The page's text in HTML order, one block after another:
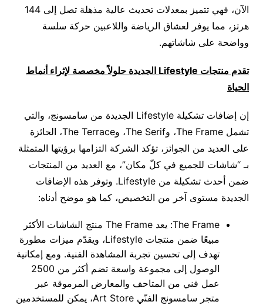
الآن، فهي تتميز بمعدلات تحديث عالية مذهلة تصل إلى 144
هرتز، مما يوفر لعشاق الرياضة واللاعبين حركة سلسة
وواضحة على شاشاتهم.
تقدم منتجات Lifestyle الجديدة حلولاً مخصصة لإثراء أنماط
الحياة
إن إضافات تشكيلة Lifestyle الجديدة من سامسونج، والتي
تشمل The Frame، وThe Serif، وThe Terrace، الحائزة
على العديد من الجوائز، تؤكد الشركة التزامها برؤيتها المتمثلة
بـ “شاشات للجميع في كلّ مكان”، مع العديد من المنتجات
ضمن أحدث تشكيلة من Lifestyle. وتوفر هذه الإضافات
الجديدة مستوى آخر من التخصيص، كما هو موضح أدناه:
The Frame: يعد The Frame منتج الشاشات الأكثر
مبيعًا ضمن منتجات Lifestyle، ويقدّم ميزات مطورة
تهدف إلى تحسين تجربة المشاهدة الفنية. ومع إمكانية
الوصول إلى مجموعة واسعة تضم أكثر من 2500
عمل فني من المتاحف والمعارض المرموقة عبر
متجر سامسونج الفنّي Art Store، يمكن للمستخدمين